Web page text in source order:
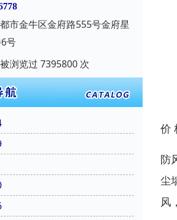
市金牛区金府路555号金府星
号
浏览过 7395800 次
价
防
尘
风